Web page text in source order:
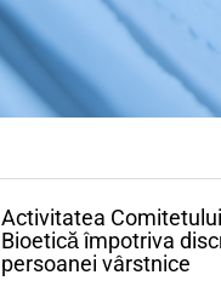
Activitatea
Bioetică împotriva
persoanei vârstnice